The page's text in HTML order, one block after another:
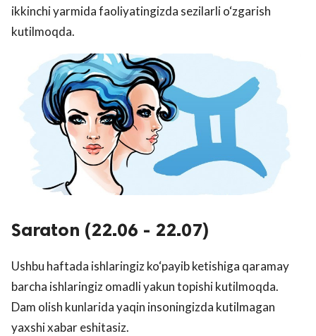
ikkinchi yarmida faoliyatingizda sezilarli o‘zgarish
kutilmoqda.
Saraton (22.06 - 22.07)
Ushbu haftada ishlaringiz ko‘payib ketishiga qaramay
barcha ishlaringiz omadli yakun topishi kutilmoqda.
Dam olish kunlarida yaqin insoningizda kutilmagan
yaxshi xabar eshitasiz.